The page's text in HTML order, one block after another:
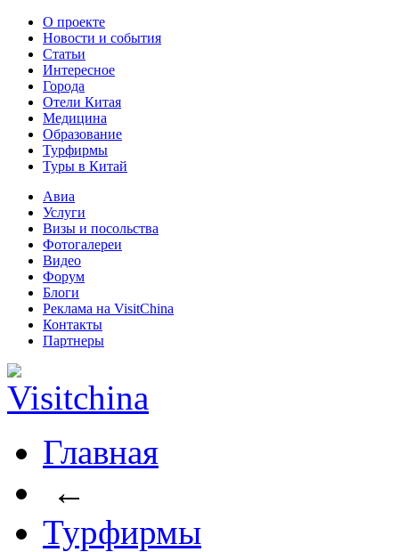
О проекте
Новости и события
Статьи
Интересное
Города
Отели Китая
Медицина
Образование
Турфирмы
Туры в Китай
Авиа
Услуги
Визы и посольства
Фотогалереи
Видео
Форум
Блоги
Реклама на VisitChina
Контакты
Партнеры
Главная
←
Турфирмы